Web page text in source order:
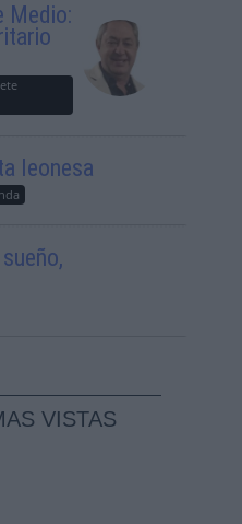
Medio:
leonesa
VISTAS